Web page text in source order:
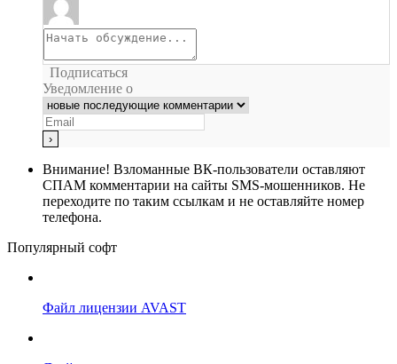
Подписаться
Уведомление о
Внимание! Взломанные ВК-пользователи оставляют
СПАМ комментарии на сайты SMS-мошенников. Не
переходите по таким ссылкам и не оставляйте номер
телефона.
Популярный софт
Файл лицензии AVAST